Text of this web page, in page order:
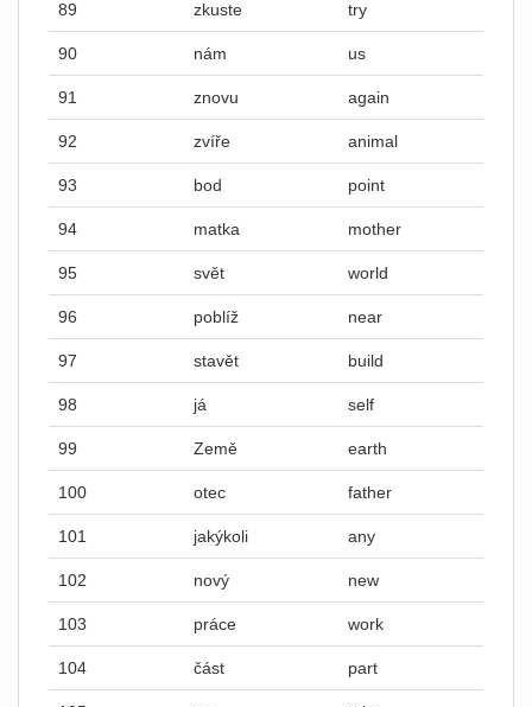
89 zkuste try
90 nám us
91 znovu again
92 zvíře animal
93 bod point
94 matka mother
95 svět world
96 poblíž near
97 stavět build
98 já self
99 Země earth
100 otec father
101 jakýkoli any
102 nový new
103 práce work
104 část part